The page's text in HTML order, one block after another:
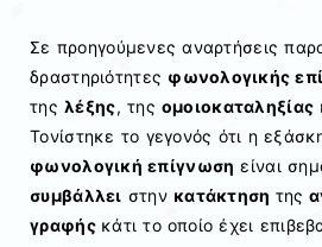
Σε προηγούμενες αναρτήσεις
δραστηριότητες φωνολογικής
τηςλέξης, της ομοιοκαταληξίας
Τονίστηκε το γεγονός ότι η
φωνολογική επίγνωση είναι
συμβάλλει στην κατάκτηση της
γραφής κάτι το οποίο έχει